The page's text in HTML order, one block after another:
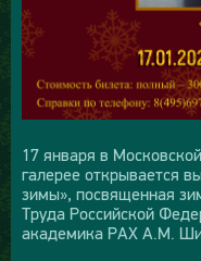
17 января в
галерее открывается
зимы», посвященная
Труда Российской
академика РАХ А.М.